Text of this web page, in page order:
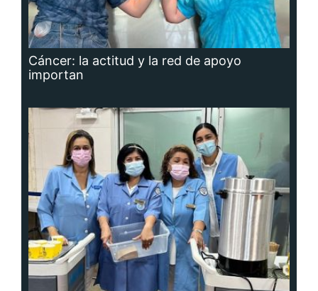
Cáncer: la actitud y la red de apoyo
importan